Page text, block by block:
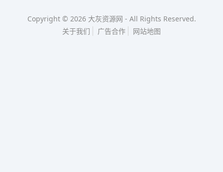
Copyright © 2026 大灰资源网 - All Rights Reserved.
关于我们
广告合作 网站地图